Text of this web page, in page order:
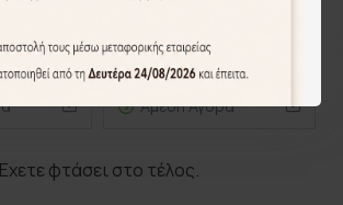
Άμεση Αγορά
φτάσει στο τέλος.